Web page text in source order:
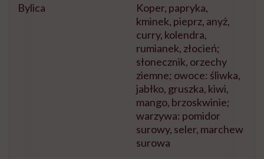
Bylica
Koper, papryka,
kminek, pieprz, anyż,
curry, kolendra,
rumianek, złocień;
słonecznik, orzechy
ziemne; owoce: śliwka,
jabłko, gruszka, kiwi,
mango, brzoskwinie;
warzywa: pomidor
surowy, seler, marchew
surowa